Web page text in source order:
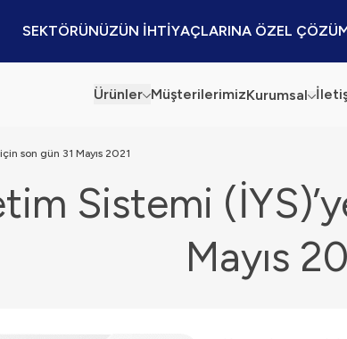
SEKTÖRÜNÜZÜN İHTİYAÇLARINA ÖZEL
Ürünler MüşterilerimizKurumsal
Sürdürülebilirlik
Bilgi Güvenliği
Kaynaklar
Etkinlikler
son gün 31 Mayıs 2021
Sistemi
Mayıs